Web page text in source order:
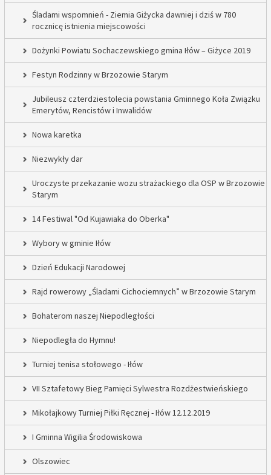
Śladami wspomnień - Ziemia Giżycka dawniej i dziś w 780
rocznicę istnienia miejscowości
Dożynki Powiatu Sochaczewskiego gmina Iłów – Giżyce 2019
Festyn Rodzinny w Brzozowie Starym
Jubileusz czterdziestolecia powstania Gminnego Koła Związku
Emerytów, Rencistów i Inwalidów
Nowa karetka
Niezwykły dar
Uroczyste przekazanie wozu strażackiego dla OSP w Brzozowie
Starym
14 Festiwal "Od Kujawiaka do Oberka"
Wybory w gminie Iłów
Dzień Edukacji Narodowej
Rajd rowerowy „Śladami Cichociemnych” w Brzozowie Starym
Bohaterom naszej Niepodległości
Niepodległa do Hymnu!
Turniej tenisa stołowego - Iłów
VII Sztafetowy Bieg Pamięci Sylwestra Rozdżestwieńskiego
Mikołajkowy Turniej Piłki Ręcznej - Iłów 12.12.2019
I Gminna Wigilia Środowiskowa
Olszowiec